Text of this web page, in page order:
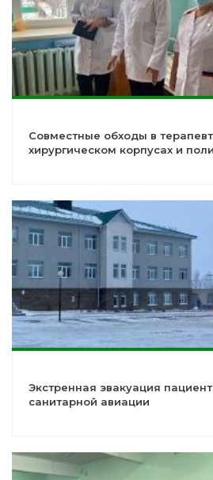
Совместные обходы в
хирургическом корпусах и
Экстренная эвакуация
санитарной авиации